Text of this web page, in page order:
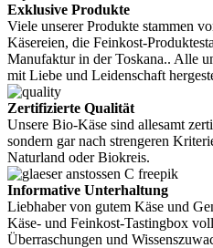
Exklusive Produkte
Viele unserer Produkte stammen
Käsereien, die Feinkost-
Manufaktur in der Toskana.. Alle
mit Liebe und Leidenschaft
Zertifizierte Qualität
Unsere Bio-Käse sind allesamt
sondern gar nach strengeren
Naturland oder Biokreis.
Informative Unterhaltung
Liebhaber von gutem Käse und
Käse- und Feinkost-Tastingbox
Überraschungen und